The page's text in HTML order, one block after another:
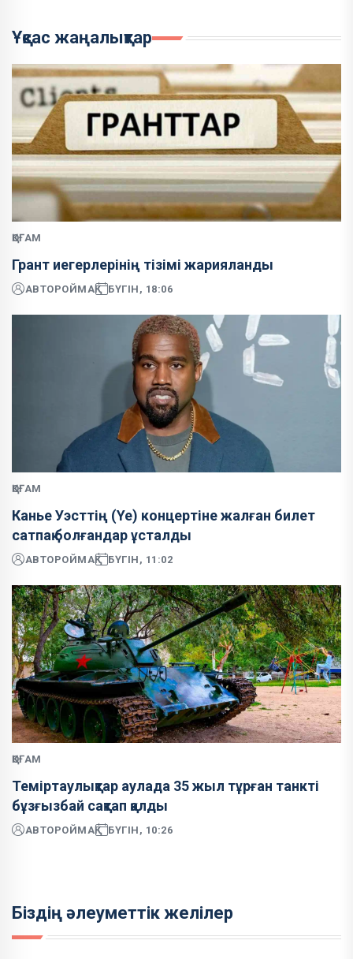
Ұқсас жаңалықтар
ҚОҒАМ
Грант иегерлерінің тізімі жарияланды
АВТОРОЙМАҚ БҮГІН, 18:06
ҚОҒАМ
Канье Уэсттің (Ye) концертіне жалған билет
сатпақ болғандар ұсталды
АВТОРОЙМАҚ БҮГІН, 11:02
ҚОҒАМ
Теміртаулықтар аулада 35 жыл тұрған танкті
бұзғызбай сақтап қалды
АВТОРОЙМАҚ БҮГІН, 10:26
Біздің әлеуметтік желілер